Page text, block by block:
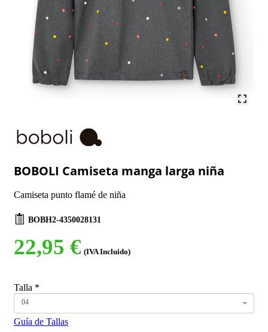
BOBOLI Camiseta manga larga niña
Camiseta punto flamé de niña
BOBH2-4350028131
22,95 € (IVA Incluido)
Talla *
04
Guía de Tallas